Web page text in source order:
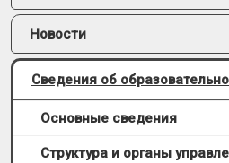
Новости
Сведения об
Основные сведения
Структура и органы